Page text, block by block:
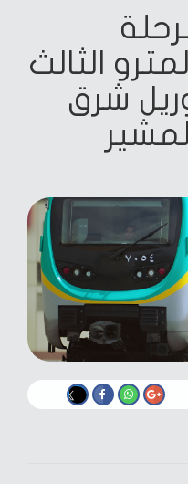
الثالث
شرق